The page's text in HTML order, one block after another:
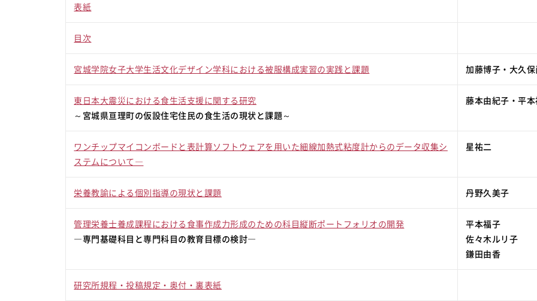
表紙
目次
宮城学院女子大学生活文化デザイン学科における被服構成実習の実践と課題 加藤博子・大久
東日本大震災における食生活支援に関する研究
～宮城県亘理町の仮設住宅住民の食生活の現状と課題～
藤本由紀子・平
ワンチップマイコンボードと表計算ソフトウェアを用いた細線加熱式粘度計からのデータ収集シ
ステムについて―
星祐二
栄養教諭による個別指導の現状と課題 丹野久美子
管理栄養士養成課程における食事作成力形成のための科目縦断ポートフォリオの開発
―専門基礎科目と専門科目の教育目標の検討―
平本福子
佐々木ルリ子
鎌田由香
研究所規程・投稿規定・奥付・裏表紙